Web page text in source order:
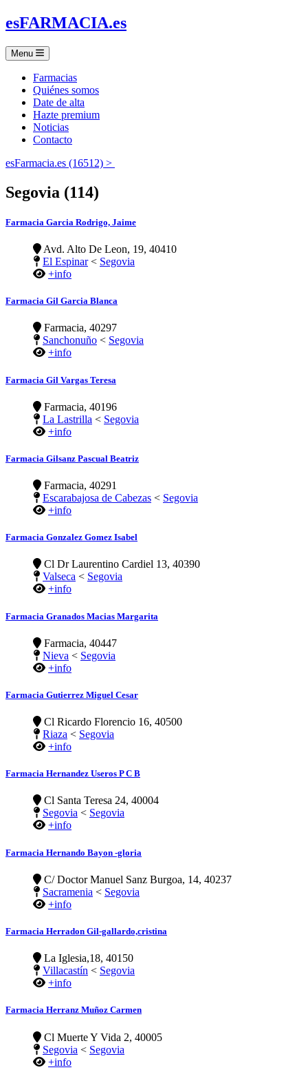
esFARMACIA.es
Menu
Farmacias
Quiénes somos
Date de alta
Hazte premium
Noticias
Contacto
esFarmacia.es (16512) >
Segovia (114)
Farmacia Garcia Rodrigo, Jaime
Avd. Alto De Leon, 19, 40410
El Espinar< Segovia
+info
Farmacia Gil Garcia Blanca
Farmacia, 40297
Sanchonuño < Segovia
+info
Farmacia Gil Vargas Teresa
Farmacia, 40196
La Lastrilla < Segovia
+info
Farmacia Gilsanz Pascual Beatriz
Farmacia, 40291
Escarabajosa de Cabezas < Segovia
+info
Farmacia Gonzalez Gomez Isabel
Cl Dr Laurentino Cardiel 13, 40390
Valseca < Segovia
+info
Farmacia Granados Macias Margarita
Farmacia, 40447
Nieva < Segovia
+info
Farmacia Gutierrez Miguel Cesar
Cl Ricardo Florencio 16, 40500
Riaza < Segovia
+info
Farmacia Hernandez Useros P C B
Cl Santa Teresa 24, 40004
Segovia < Segovia
+info
Farmacia Hernando Bayon -gloria
C/ Doctor Manuel Sanz Burgoa, 14, 40237
Sacramenia < Segovia
+info
Farmacia Herradon Gil-gallardo,cristina
La Iglesia,18, 40150
Villacastín < Segovia
+info
Farmacia Herranz Muñoz Carmen
Cl Muerte Y Vida 2, 40005
Segovia < Segovia
+info